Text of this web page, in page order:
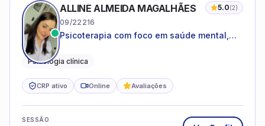
ALLINE ALMEIDA MAGALHÃES 5.0(2)
09/22216
Psicoterapia com foco em saúde mental,
adolescentes e adultos.
Psicologia clínica
CRP ativo Online Avaliações
SESSÃO